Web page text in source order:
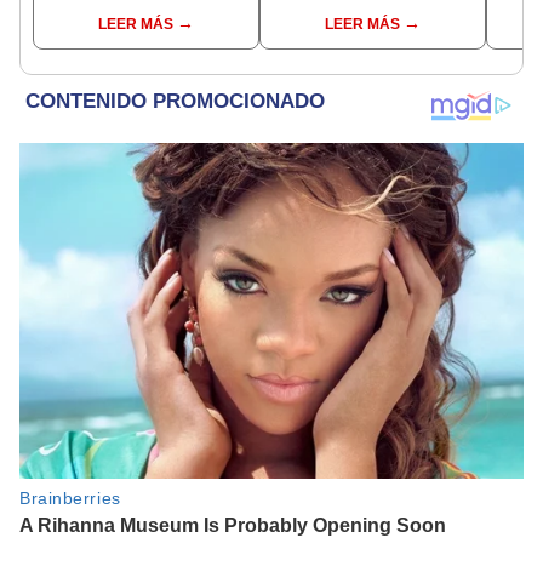
esposa Silvia Cornejo
LEER MÁS
“No pueden decirme”
LEER MÁS
el